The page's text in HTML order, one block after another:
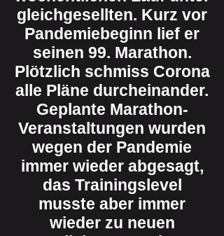
gleichgesellten. Kurz vor
Pandemiebeginn lief er
seinen 99. Marathon.
Plötzlich schmiss Corona
alle Pläne durcheinander.
Geplante Marathon-
Veranstaltungen wurden
wegen der Pandemie
immer wieder abgesagt,
das Trainingslevel
musste aber immer
wieder zu neuen